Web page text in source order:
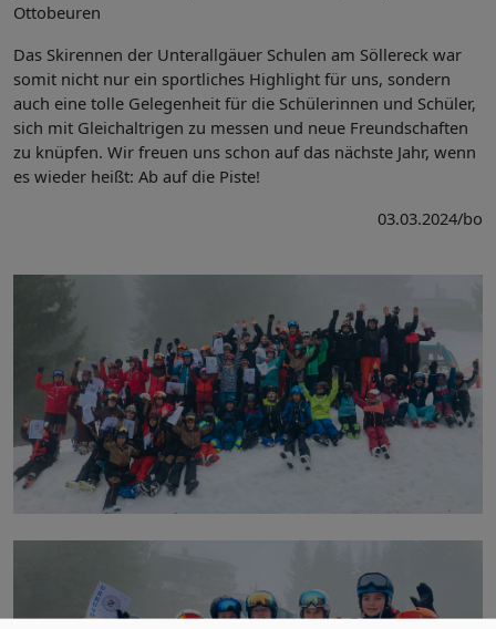
Ottobeuren
Das Skirennen der Unterallgäuer Schulen am Söllereck war
somit nicht nur ein sportliches Highlight für uns, sondern
auch eine tolle Gelegenheit für die Schülerinnen und Schüler,
sich mit Gleichaltrigen zu messen und neue Freundschaften
zu knüpfen. Wir freuen uns schon auf das nächste Jahr, wenn
es wieder heißt: Ab auf die Piste!
03.03.2024/bo